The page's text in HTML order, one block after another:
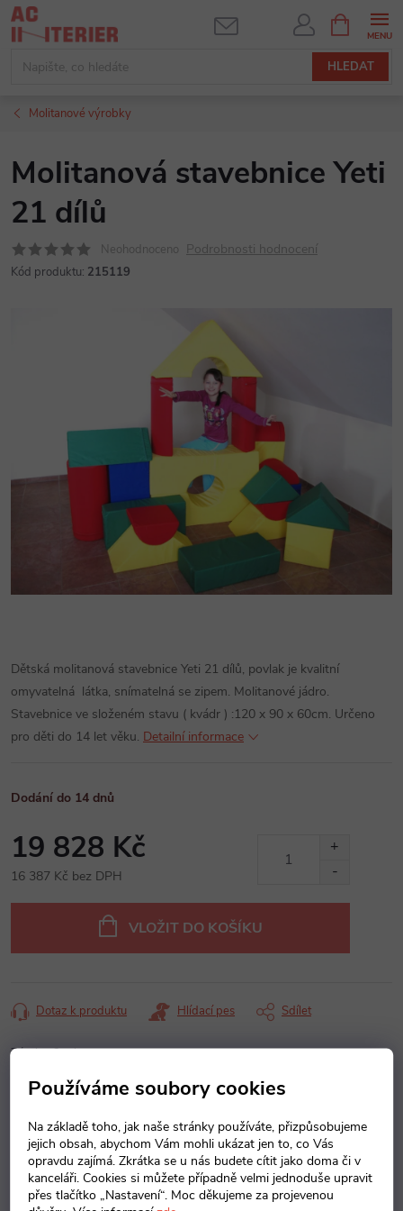
Používáme soubory cookies
Na základě toho, jak naše stránky používáte, přizpůsobujeme
jejich obsah, abychom Vám mohli ukázat jen to, co Vás
opravdu zajímá. Zkrátka se u nás budete cítit jako doma či v
kanceláři. Cookies si můžete případně velmi jednoduše upravit
přes tlačítko „Nastavení“. Moc děkujeme za projevenou
Přejít
na
HLEDAT
NÁKUPNÍ
KOŠÍK
Molitanové výrobky
Molitanová stavebnice Yeti
21 dílů
Neohodnoceno Podrobnosti hodnocení
Kód produktu: 215119
Dětská molitanová stavebnice Yeti 21 dílů, povlak je kvalitní
omyvatelná látka, snímatelná se zipem. Molitanové jádro.
Stavebnice ve složeném stavu ( kvádr ) :120 x 90 x 60cm. Určeno
pro děti do 14 let věku. Detailní informace
Dodání do 14 dnů
19 828 Kč
16 387 Kč bez DPH
VLOŽIT DO KOŠÍKU
Dotaz k produktu Hlídací pes Sdílet
Záruka:2 roky
Detailní popis produktu
krychle : 30 x 30 x 30cm - 2 kusy kvádr : 60 x 30 x 30cm - 2 kusy